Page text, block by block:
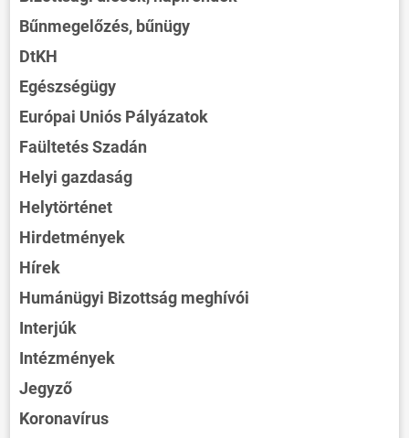
Bűnmegelőzés, bűnügy
DtKH
Egészségügy
Európai Uniós Pályázatok
Faültetés Szadán
Helyi gazdaság
Helytörténet
Hirdetmények
Hírek
Humánügyi Bizottság meghívói
Interjúk
Intézmények
Jegyző
Koronavírus